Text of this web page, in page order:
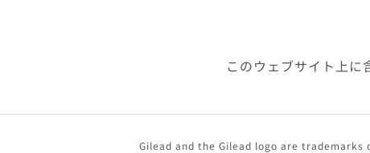
このウェブサイト上に
Gilead and the Gilead logo are trademarks